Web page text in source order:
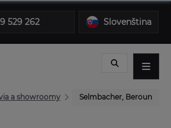
529 262 Slovenština
a showroomy Selmbacher, Beroun